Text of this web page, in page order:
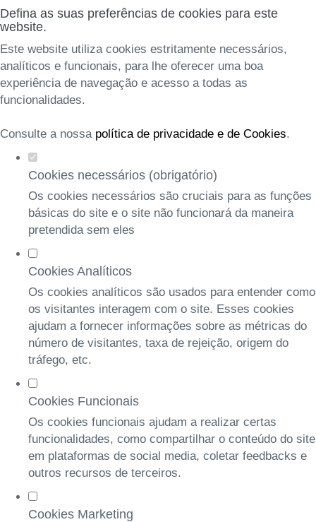
Defina as suas preferências de cookies para este
website.
Este website utiliza cookies estritamente necessários,
analíticos e funcionais, para lhe oferecer uma boa
experiência de navegação e acesso a todas as
funcionalidades.
Consulte a nossa política de privacidade e de Cookies.
Cookies necessários (obrigatório)
Os cookies necessários são cruciais para as funções
básicas do site e o site não funcionará da maneira
pretendida sem eles
Cookies Analíticos
Os cookies analíticos são usados para entender como
os visitantes interagem com o site. Esses cookies
ajudam a fornecer informações sobre as métricas do
número de visitantes, taxa de rejeição, origem do
tráfego, etc.
Cookies Funcionais
Os cookies funcionais ajudam a realizar certas
funcionalidades, como compartilhar o conteúdo do site
em plataformas de social media, coletar feedbacks e
outros recursos de terceiros.
Cookies Marketing